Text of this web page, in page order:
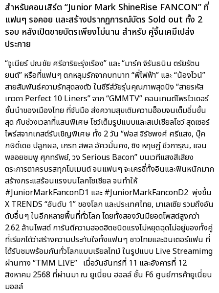
สำหรับคอนเสิร์ต “Junior Mark ShineRise FANCON” ที่
แฟนๆ รอคอย และสร้างปรากฏการณ์บัตร Sold out ทั้ง 2
รอบ หลังเปิดขายบัตรเพียงไม่นาน สำหรับ คู่จิ้นเคมีเปล่ง
ประกาย
“จูเนียร์ ปณชัย ศรีอาริยะรุ่งเรือง” และ “มาร์ค จิรันธนิน ตรัยรัตน
ยนต์” หรือที่แฟนๆ ตกหลุมรักจากบทบาท “พี่ไฟฟ้า” และ “น้องไวน์”
สายสัมพันธ์ความรักสุดลงตัว ในซีรีส์วัยรุ่นคุณภาพสุดปัง “สายรหัส
เทวดา Perfect 10 Liners” จาก “GMMTV” คอนเทนต์โพรไวเดอร์
ชั้นนำของเมืองไทย ที่จับมือ ส่งความสุขเติมความฮ็อบจนเต็มอิ่มขั้น
สุด กับช่วงเวลาที่แสนพิเศษ โชว์เต็มรูปแบบและสเปเชียลโชว์ สุดเซอร์
ไพร์สจากเกสต์รับเชิญพิเศษ ทั้ง 2 วัน “ฟอส จิรัชพงศ์ ศรีแสง, บุ๊ค
กษิดิ์เดช ปลูกผล, เกรท สพล อัศวมั่นคง, ซิง หฤษฎ์ ชีวการุณ, แจน
พลอยชมพู ศุภทรัพย์, วง Serious Bacon” บนเวทีแสงสีเสียง
ตระการตาครบรสทุกโมเมนต์ จนแฟนๆ จะเครซี่ทั้งอินและฟินหนักมาก
สร้างกระแสร้อนแรงบนโลกโซเชียล จนทำให้
#JuniorMarkFanconD1 และ #JuniorMarkFanconD2 พุ่งขึ้น
X TRENDS “อันดับ 1” ของโลก และประเทศไทย, มาเลเซีย รวมถึงอัน
ดับอื่นๆ ในอีกหลายพื้นที่ทั่วโลก โดยทั้งสองวันมียอดโพสต์สูงกว่า
2.62 ล้านโพสต์ การันตีความฮอตฮิตชนิดแรงไม่หยุดฉุดไม่อยู่ของทั้งคู่
ที่เรียกได้ว่าสร้างความประทับใจทั้งแฟนๆ ชาวไทยและอินเตอร์แฟน ที่
ได้รับชมพร้อมกันทั่วโลกแบบเรียลไทม์ ในรูปแบบ Live Streamimg
ผ่านทาง “TMM LIVE” เมื่อวันจันทร์ที่ 11 และอังคารที่ 12
สิงหาคม 2568 ที่ผ่านมา ณ ยูเนี่ยน ฮอลล์ ชั้น F6 ศูนย์การค้ายูเนี่ยน
มอลล์